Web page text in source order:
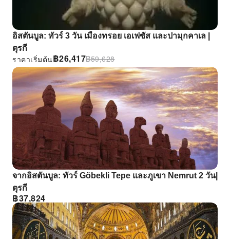
อิสตันบูล: ทัวร์ 3 วัน เมืองทรอย เอเฟซัส และปามุกคาเล |
ตุรกี
฿26,417
ราคาเริ่มต้น ฿59,628
จากอิสตันบูล: ทัวร์ Göbekli Tepe และภูเขา Nemrut 2 วัน|
ตุรกี
฿37,824